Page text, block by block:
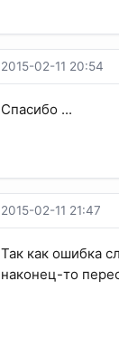
2015-02-11 20:54
Спасибо ...
2015-02-11 21:47
Так как ошибка
наконец-то